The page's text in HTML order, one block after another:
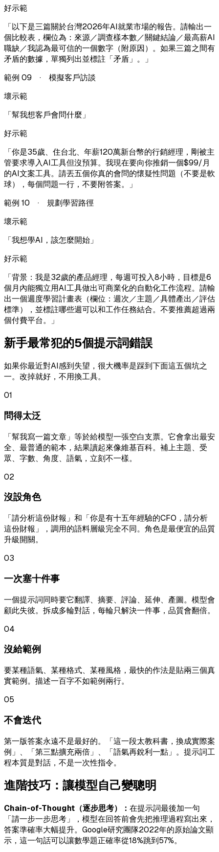
好示範
「以下是三篇關於台灣2026年AI就業市場的報告。請輸出一
個比較表，欄位為：來源／調查樣本數／關鍵結論／最高薪AI
職缺／我認為最可信的一個數字（附原因）。如果三篇之間有
矛盾的數據，單獨列出並標註「矛盾」。
」
範例 09 · 模擬客戶訪談
壞示範
「幫我想客戶會問什麼 」
好示範
「你是35歲、住台北、年薪120萬新台幣的行銷經理，剛被主
管要求導入AI工具但沒預算。我現在要向你推銷一個$99/月
的AI文案工具。請丟五個你真的會問的懷疑性問題（不要是軟
球），每個問題一行，不要附答案。
」
範例 10 · 規劃學習路徑
壞示範
「我想學AI，該怎麼開始 」
好示範
「背景：我是32歲的產品經理，每週可投入8小時，目標是6
個月內能獨立用AI工具做出可商業化的自動化工作流程。請輸
出一個週度學習計畫表（欄位：週次／主題／具體產出／評估
標準），並標註哪些週可以和工作任務結合。不要推薦超過兩
個付費平台。
」
新手最常犯的5個提示詞錯誤
如果你最近對AI感到失望，很大機率是踩到下面這五個坑之
一。改掉就好，不用換工具。
01
問得太泛
「幫我寫一篇文章」等於給模型一張空白支票。它會拿出最安
全、最普通的範本，結果讀起來像維基百科。補上主題、受
眾、字數、角度、語氣，立刻不一樣。
02
沒設角色
「請分析這份財報」和「你是有十五年經驗的CFO，請分析
這份財報」，調用的語料層級完全不同。角色是最便宜的品質
升級開關。
03
一次塞十件事
一個提示詞同時要它翻譯、摘要、評論、延伸、產圖。模型會
顧此失彼。拆成多輪對話，每輪只解決一件事，品質會翻倍。
04
沒給範例
要某種語氣、某種格式、某種風格，最快的作法是貼兩三個真
實範例。描述一百字不如範例兩行。
05
不會迭代
第一版答案永遠不是最好的。「這一段太教科書，換成實際案
例」、「第三點擴充兩倍」、「語氣再銳利一點」。提示詞工
程本質是對話，不是一次性指令。
進階技巧：讓模型自己變聰明
Chain-of-Thought（逐步思考）： 在提示詞最後加一句
「請一步一步思考」，模型在回答前會先把推理過程寫出來，
答案準確率大幅提升。Google研究團隊2022年的原始論文顯
示，這一句話可以讓數學題正確率從18%跳到57%。